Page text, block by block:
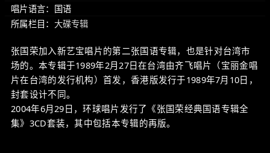
唱片语言：国语
所属栏目： 大碟专辑
张国荣加入新艺宝唱片的第二张国语专辑，也是针对台湾市
场的。本专辑于1989年2月27日在台湾由齐飞唱片（宝丽金唱
片在台湾的发行机构）首发，香港版发行于1989年7月10日，
封套设计不同。
2004年6月29日，环球唱片发行了《张国荣经典国语专辑全
集》3CD套装，其中包括本专辑的再版。